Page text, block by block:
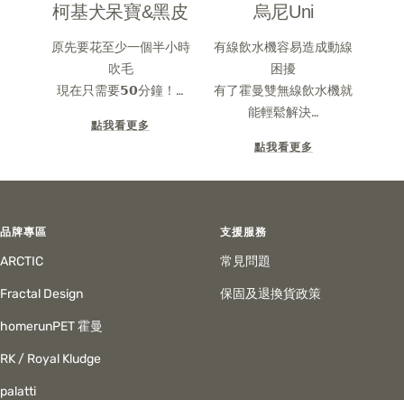
135L
機
柯基犬呆寶&黑皮
原先要花至少一個半小時
吹毛
現在只需要𝟱𝟬分鐘！…
點我看更多
烏尼Uni
有線飲水機容易造成動線
困擾
有了霍曼雙無線飲水機就
能輕鬆解決…
點我看更多
品牌專區
ARCTIC
Fractal Design
homerunPET 霍曼
RK / Royal Kludge
palatti
支援服務
常見問題
保固及退換貨政策